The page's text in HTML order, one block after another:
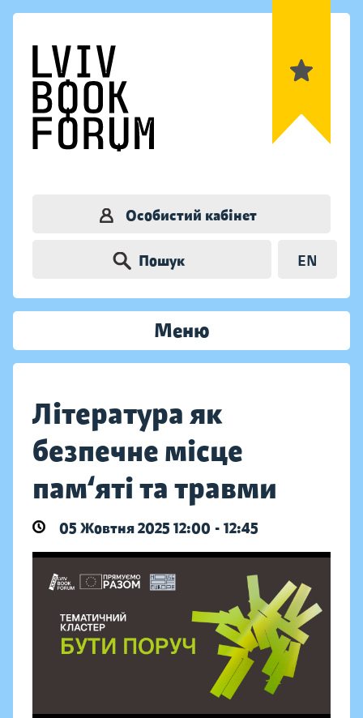
Особистий кабінет
Пошук EN
Меню
Література як
безпечне місце
пам‘яті та травми
05 Жовтня 2025 12:00 - 12:45